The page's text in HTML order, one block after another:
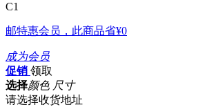
C1
邮特惠会员，此商品省¥0
成为会员
促销 领取
选择颜色 尺寸
请选择收货地址